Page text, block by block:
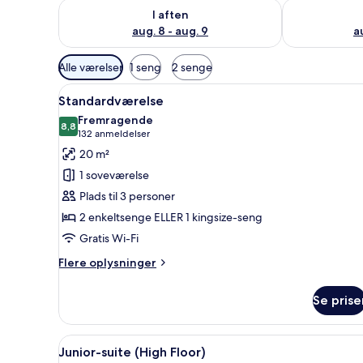
I aften
aug. 8 - aug. 9
Tjek tilgængelighed for i aften aug. 8 - aug. 9
Tjek
Tilgængelige
filtre
for
værelser
Alle værelser 1 seng 2 senge
Indlæs
alle
billeder
af
Standardværelse
Et hotelværelse med en stor
20
Standardværelse
8,88,8 ud af 10
Fremragende
132 anmeldelser
(132
anmeldelser)
20 m²
1 soveværelse
Plads til 3 personer
2 enkeltsenge ELLER 1 kingsize-seng
Gratis Wi-Fi
Flere oplysninger
Flere
Se
Indlæs
Et hotelværelse med sofa, to
5
Junior-suite (High Floor)